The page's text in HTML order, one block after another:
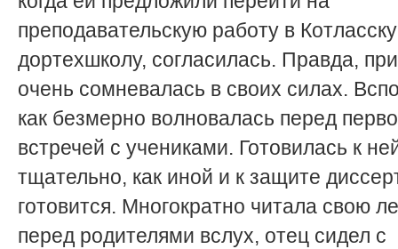
преподавательскую работу в
дортехшколу, согласилась. Правда,
очень сомневалась в своих силах.
как безмерно волновалась перед
встречей с учениками. Готовилась к
тщательно, как иной и к защите
готовится. Многократно читала свою
перед родителями вслух, отец сидел с